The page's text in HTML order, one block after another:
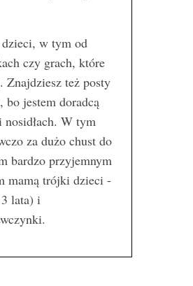
dzieci, w tym od
czy grach, które
Znajdziesz też posty
jestem doradcą
nosidłach. W tym
za dużo chust do
bardzo przyjemnym
mamą trójki dzieci -
lata) i